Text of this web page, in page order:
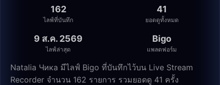
162
ไลฟ์ที่บันทึก
41
ยอดดูทั้งหมด
9 ส.ค. 2569
ไลฟ์ล่าสุด
Bigo
แพลตฟอร์ม
Natalia Чика มีไลฟ์ Bigo ที่บันทึกไว้บน Live Stream
Recorder จำนวน 162 รายการ รวมยอดดู 41 ครั้ง